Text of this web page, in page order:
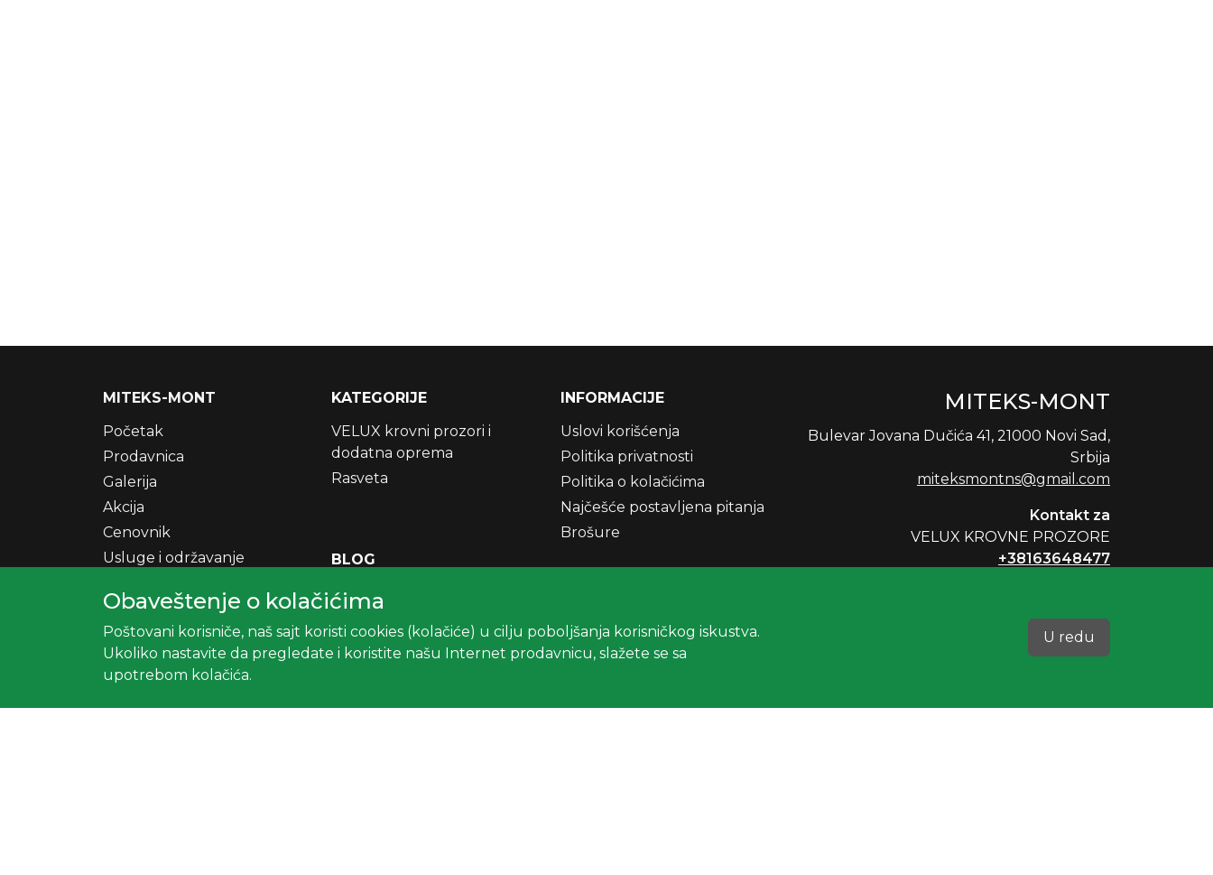
MITEKS-MONT
Početak
Prodavnica
Galerija
Akcija
Cenovnik
Usluge i održavanje
Kontakt
Registrujte se
Prijavite se
KATEGORIJE
VELUX krovni prozori i
dodatna oprema
Rasveta
BLOG
Zamena krovnih prozora
novim VELUX modelima
DKL roletna za samo 100
RSD?
kućice i VELUX krovni
INFORMACIJE
Uslovi korišćenja
Politika privatnosti
Politika o kolačićima
Najčešće postavljena pitanja
Brošure
MITEKS-MONT
Bulevar Jovana Dučića 41, 21000 Novi Sad,
Srbija
miteksmontns@gmail.com
Kontakt za
VELUX KROVNE PROZORE
+38163648477
Matični broj 61688315
Obaveštenje o kolačićima
Poštovani korisniče, naš sajt koristi cookies (kolačiće) u cilju poboljšanja korisničkog iskustva.
Ukoliko nastavite da pregledate i koristite našu Internet prodavnicu, slažete se sa
upotrebom kolačića.
U redu